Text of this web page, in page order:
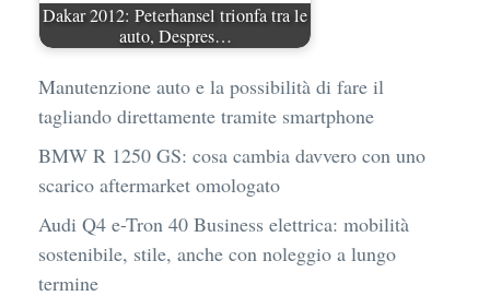
Dakar 2012: Peterhansel trionfa tra le
auto, Despres…
Manutenzione auto e la possibilità di fare il
tagliando direttamente tramite smartphone
BMW R 1250 GS: cosa cambia davvero con uno
scarico aftermarket omologato
Audi Q4 e-Tron 40 Business elettrica: mobilità
sostenibile, stile, anche con noleggio a lungo
termine